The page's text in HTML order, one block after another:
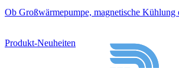
Ob Großwärmepumpe, magnetische
Produkt-Neuheiten